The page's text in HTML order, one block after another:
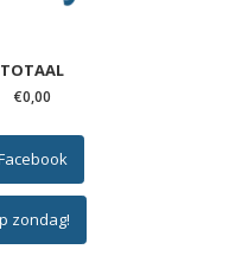
TOTAAL
€0,00
zondag!